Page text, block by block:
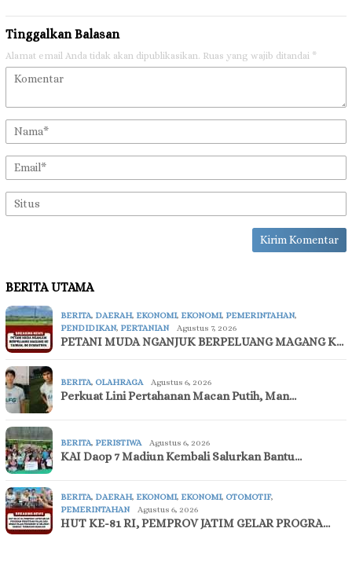
Tinggalkan Balasan
Alamat email Anda tidak akan dipublikasikan. Ruas yang wajib ditandai *
BERITA UTAMA
BERITA, DAERAH, EKONOMI, EKONOMI, PEMERINTAHAN,
PENDIDIKAN, PERTANIAN Agustus 7, 2026
PETANI MUDA NGANJUK BERPELUANG MAGANG K…
BERITA, OLAHRAGA Agustus 6, 2026
Perkuat Lini Pertahanan Macan Putih, Man…
BERITA, PERISTIWA Agustus 6, 2026
KAI Daop 7 Madiun Kembali Salurkan Bantu…
BERITA, DAERAH, EKONOMI, EKONOMI, OTOMOTIF,
PEMERINTAHAN
Agustus 6, 2026
HUT KE-81 RI, PEMPROV JATIM GELAR PROGRA…